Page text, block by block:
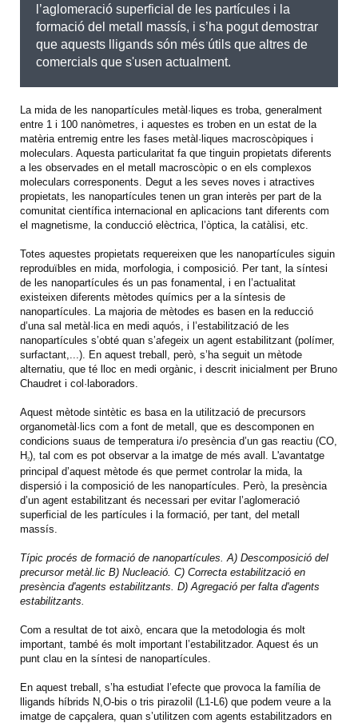
l’aglomeració superficial de les partícules i la
formació del metall massís, i s’ha pogut demostrar
que aquests lligands són més útils que altres de
comercials que s'usen actualment.
La mida de les nanopartícules metàl·liques es troba, generalment
entre 1 i 100 nanòmetres, i aquestes es troben en un estat de la
matèria entremig entre les fases metàl·liques macroscòpiques i
moleculars. Aquesta particularitat fa que tinguin propietats diferents
a les observades en el metall macroscòpic o en els complexos
moleculars corresponents. Degut a les seves noves i atractives
propietats, les nanopartícules tenen un gran interès per part de la
comunitat científica internacional en aplicacions tant diferents com
el magnetisme, la conducció elèctrica, l’òptica, la catàlisi, etc.
Totes aquestes propietats requereixen que les nanopartícules siguin
reproduïbles en mida, morfologia, i composició. Per tant, la síntesi
de les nanopartícules és un pas fonamental, i en l’actualitat
existeixen diferents mètodes químics per a la síntesis de
nanopartícules. La majoria de mètodes es basen en la reducció
d’una sal metàl·lica en medi aquós, i l’estabilització de les
nanopartícules s’obté quan s’afegeix un agent estabilitzant (polímer,
surfactant,...). En aquest treball, però, s’ha seguit un mètode
alternatiu, que té lloc en medi orgànic, i descrit inicialment per Bruno
Chaudret i col·laboradors.
Aquest mètode sintètic es basa en la utilització de precursors
organometàl·lics com a font de metall, que es descomponen en
condicions suaus de temperatura i/o presència d’un gas reactiu (CO,
H2), tal com es pot observar a la imatge de més avall. L'avantatge
principal d’aquest mètode és que permet controlar la mida, la
dispersió i la composició de les nanopartícules. Però, la presència
d’un agent estabilitzant és necessari per evitar l’aglomeració
superficial de les partícules i la formació, per tant, del metall
massís.
Típic procés de formació de nanopartícules. A) Descomposició del
precursor metàl.lic B) Nucleació. C) Correcta estabilització en
presència d'agents estabilitzants. D) Agregació per falta d'agents
estabilitzants.
Com a resultat de tot això, encara que la metodologia és molt
important, també és molt important l’estabilitzador. Aquest és un
punt clau en la síntesi de nanopartícules.
En aquest treball, s’ha estudiat l’efecte que provoca la família de
lligands híbrids N,O-bis o tris pirazolil (L1-L6) que podem veure a la
imatge de capçalera, quan s’utilitzen com agents estabilitzadors en